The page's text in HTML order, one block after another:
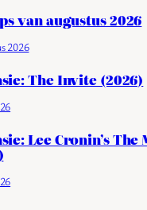
van augustus 2026
2026
The Invite (2026)
Lee Cronin’s The